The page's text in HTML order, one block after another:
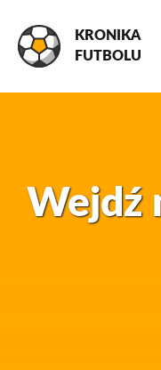
KRONIKA
FUTBOLU
Wejdź